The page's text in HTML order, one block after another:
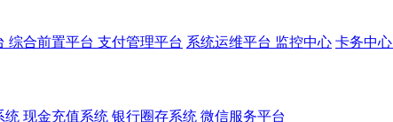
综合前置平台 支付管理平台 系统运维平台 监控中心 卡务中心
统 现金充值系统 银行圈存系统 微信服务平台